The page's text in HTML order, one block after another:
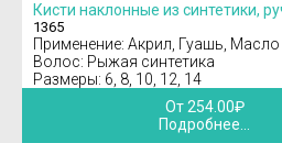
Кисти наклонные из синтетики,
1365
Применение: Акрил, Гуашь, Масло
Волос: Рыжая синтетика
Размеры: 6, 8, 10, 12, 14
От 254.00₽
Подробнее...